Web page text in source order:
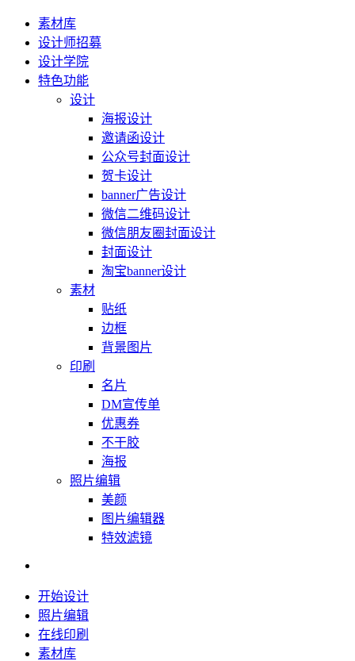
素材库
设计师招募
设计学院
特色功能
设计
海报设计
邀请函设计
公众号封面设计
贺卡设计
banner广告设计
微信二维码设计
微信朋友圈封面设计
封面设计
淘宝banner设计
素材
贴纸
边框
背景图片
印刷
名片
DM宣传单
优惠券
不干胶
海报
照片编辑
美颜
图片编辑器
特效滤镜
开始设计
照片编辑
在线印刷
素材库